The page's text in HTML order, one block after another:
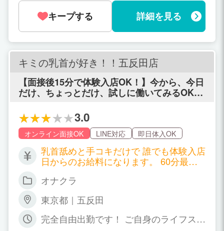
女の都合のいい時間をお選び頂けます。
一日2時間からでもOKです。 勤務期間
短期の方も長期の方も大歓迎です。また
掛け持ちの方も大歓迎ですのでお気軽に
ご相談ください。 即日体験入店OK！ こ
のご時勢でも大繁盛につき、キャストさ
んが全然足りません！経験不問で女の子
を大募集しています！ ～プチバイトに最
適！～ ♥完全日払い制 ♥自由シフトで週
1回、短時間からOK ♥短期バイト大歓迎
♥本業や学業とのかけもちOK ♥罰金・ノ
ルマ一切なし！ 短時間（1日2～3時間）
短期間（連休中・1ヵ月など） 限られた
時間でも大歓迎！
キープする 詳細を見る
キミの乳首が好き！！五反田店
【面接後15分で体験入店OK！】今から、今日
だけ、ちょっとだけ、試しに働いてみるOKで
男性の専門店【キミの乳首が好き!!】
3.0
オンライン面接OK LINE対応 即日体入OK
乳首舐めと手コキだけで 誰でも体験入店
日からのお給料になります。 60分最低6,
フルバック） ヘルスよりもエステよりも
ビスで高収入！ 【給与例】 （アルバイ
ト勤務） →日給25,000円以上、月30万
以上 （レギュラー勤務） →日給70,000
オナクラ
東京都｜五反田
完全自由出勤です！ ご自身のライフスタ